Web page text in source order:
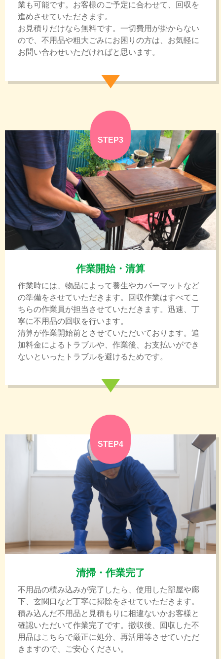
業も可能です。お客様のご予定に合わせて、回収を
進めさせていただきます。
お見積りだけなら無料です。一切費用が掛からない
ので、不用品や粗大ごみにお困りの方は、お気軽に
お問い合わせいただければと思います。
STEP3
作業開始・清算
作業時には、物品によって養生やカバーマットなど
の準備をさせていただきます。回収作業はすべてこ
ちらの作業員が担当させていただきます。迅速、丁
寧に不用品の回収を行います。
清算が作業開始前とさせていただいております。追
加料金によるトラブルや、作業後、お支払いができ
ないといったトラブルを避けるためです。
STEP4
清掃・作業完了
不用品の積み込みが完了したら、使用した部屋や廊
下、玄関口など丁寧に掃除をさせていただきます。
積み込んだ不用品と見積もりに相違ないかお客様と
確認いただいて作業完了です。撤収後、回収した不
用品はこちらで厳正に処分、再活用等させていただ
きますので、ご安心ください。